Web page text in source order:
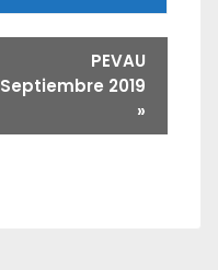
PEVAU
Septiembre 2019
»